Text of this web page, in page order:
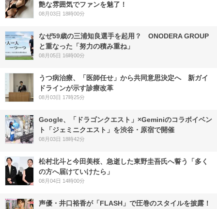
艶な雰囲気でファンを魅了！
08月03日 18時00分
なぜ59歳の三浦知良選手を起用？ ONODERA GROUP
と重なった「努力の積み重ね」
08月05日 16時00分
うつ病治療、「医師任せ」から共同意思決定へ 新ガイ
ドラインが示す診療改革
08月03日 17時25分
Google、「ドラゴンクエスト」×Geminiのコラボイベン
ト「ジェミニクエスト」を渋谷・原宿で開催
08月03日 18時42分
松村北斗と今田美桜、急逝した東野圭吾氏へ誓う「多く
の方へ届けていけたら」
08月04日 14時00分
声優・井口裕香が「FLASH」で圧巻のスタイルを披露！